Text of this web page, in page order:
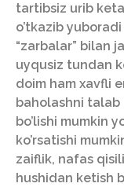
tartibsiz urib
o’tkazib
“zarbalar” bilan
uyqusiz tundan
doim ham xavfli
baholashni
bo’lishi mumkin
ko’rsatishi
zaiflik, nafas
hushidan ketish